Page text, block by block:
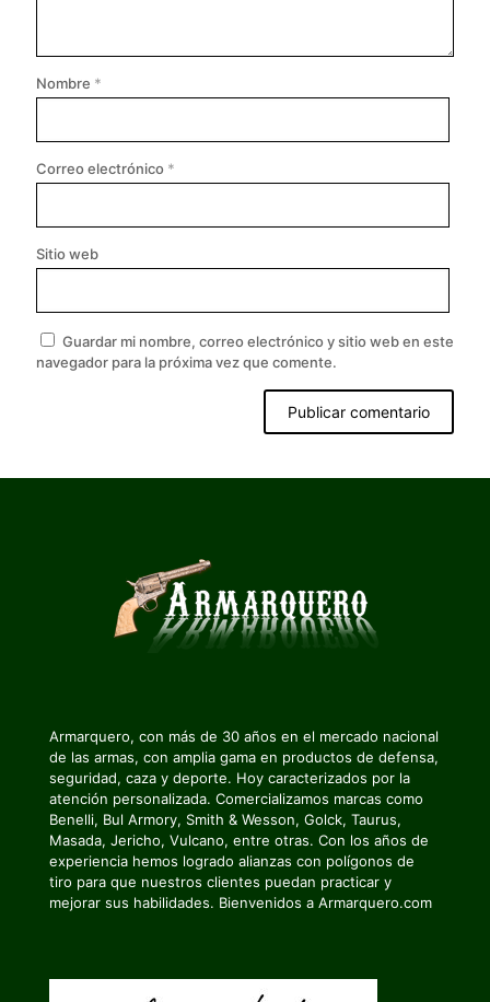
Nombre *
Correo electrónico *
Sitio web
Guardar mi nombre, correo electrónico y sitio web en este
navegador para la próxima vez que comente.
Armarquero, con más de 30 años en el mercado nacional
de las armas, con amplia gama en productos de defensa,
seguridad, caza y deporte. Hoy caracterizados por la
atención personalizada. Comercializamos marcas como
Benelli, Bul Armory, Smith & Wesson, Golck, Taurus,
Masada, Jericho, Vulcano, entre otras. Con los años de
experiencia hemos logrado alianzas con polígonos de
tiro para que nuestros clientes puedan practicar y
mejorar sus habilidades. Bienvenidos a Armarquero.com